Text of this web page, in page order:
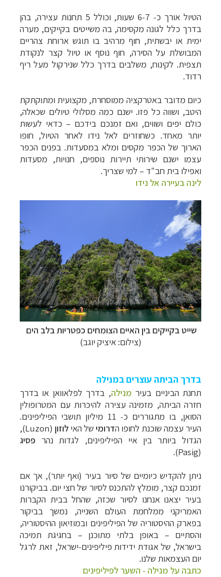
הטיול אורך כ- 6-7 שעות, וכולל 5 תחנות עצירה, בהן
בדרך כלל לגונה מקסימה, בה משייטים בקייקים, מערה
ימית או יבשתית, חוף מרהיב בו תוגש ארוחת צהריים
המבושלת על הסירה, חוף נוסף או טיול קצר לנקודת
תצפית. לקינוח, משלבים בדרך כלל שנירקול מעל ריף
רדוד.
כיום מדובר באטרקציה ממוסחרת, מקצועית ומתוקתקת
היטב, ושווה כל פזו. ישנם כמה מסלולי טיולים שכאלה,
כולם יפים ושווים, ואם זמנכם בידכם – כדאי לעשות
יותר מאחד. כשחוזרים לאל נידו לאחר הטיול, חופו
הארוך של הכפר מקסים ומלא במסעדות. בפנים הכפר
עצמו ישנם שירותי תיירות נוספים, חנויות, מסעדות
ואפילו בית חב"ד – למי שצריך.
לינה בעיירה אל נידו
שייט בקייקים בין האיים הצומחים כפטריות בלב הים
(צילום: איציק יוגב)
בדרך הביתה עוצרים במנילה
תחנת הביניים בעיר מנילה, בדרך לפלאוואן או בדרך
חזרה הביתה, מזמינה עצירה להיכרות עם המטרופולין
הסואן, בו מתגוררים כ- 11 מיליון תושבי הפיליפינים.
העיר עצמה שוכנת לחופו הדרומישל האי לוזון (
Luzon
),
הגדול ביותר בין איי הפיליפינים, לגדות נהר פסיג
(
Pasig
).
ניתן להקדיש כיומיים של סיור בעיר (ואף יותר), אך אם
זמנכם קצר, מומלץ להתכנס לסיור של חצי יום. בביקורנו
בעיר יצאנו אנחנו לסיור שכזה, שהחל בבית הקברות
האמריקני ממלחמת העולם השנייה, נמשך בביקור
בפארק ההיסטוריה של הפיליפינים ובמוזיאון ההיסטוריה,
והסתיים – באופן בלתי מתוכנן – בחגיגת תמיכה
בישראל, של אגודת ידידות פיליפינים-ישראל, זאת לרגל
יום העצמאות שלנו.
כתבה על מנילה - השער לפיליפינים